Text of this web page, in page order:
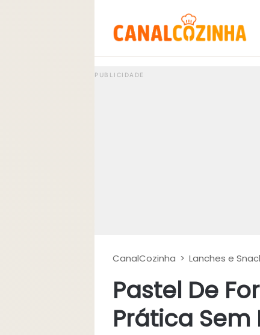
CanalCozinha > Lanches e
Pastel De
Prática Sem